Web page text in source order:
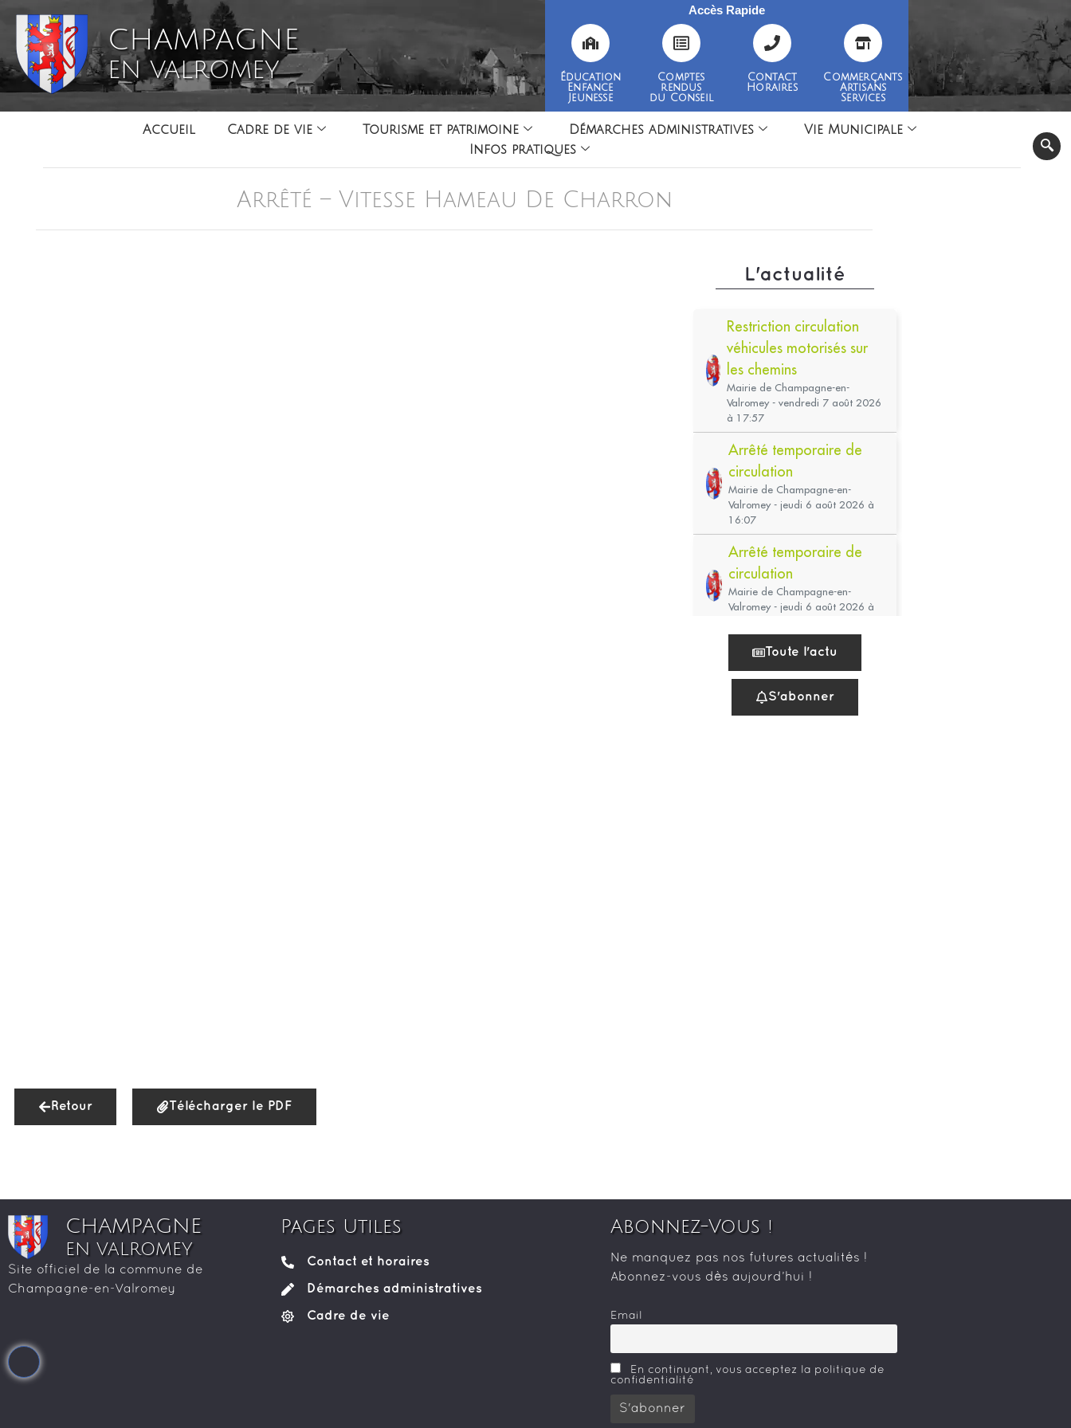
CHAMPAGNE
EN VALROMEY
Accès Rapide
Éducation
Enfance
Jeunesse
Comptes
rendus
du Conseil
Contact
Horaires
Commerçants
Artisans
Services
Accueil Cadre de vie Tourisme et patrimoine Démarches administratives
Vie Municipale
Infos pratiques
Arrêté – Vitesse Hameau De Charron
Retour Télécharger le PDF
L'actualité
CHAMPAGNE
EN VALROMEY
Site officiel de la commune de
Champagne-en-Valromey
Pages Utiles
Contact et horaires
Démarches administratives
Cadre de vie
Abonnez-Vous !
Ne manquez pas nos futures actualités !
Abonnez-vous dès aujourd’hui !
Email
En continuant, vous acceptez la politique de
confidentialité